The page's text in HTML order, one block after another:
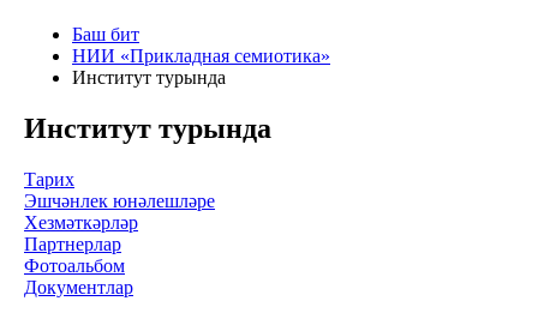
Баш бит
НИИ «Прикладная семиотика»
Институт турында
Институт турында
Тарих
Эшчәнлек юнәлешләре
Хезмәткәрләр
Партнерлар
Фотоальбом
Документлар